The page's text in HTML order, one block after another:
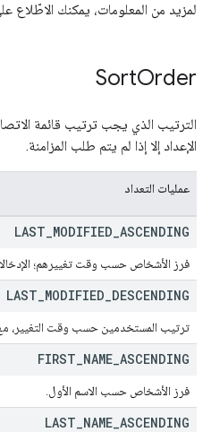
لمزيد من المعلومات، يمكنك الاطّلاع
SortOrder
الترتيب الذي يجب ترتيب قائمة
الإعداد إلا إذا لم يتم طلب المزامنة.
عمليات التعداد
LAST MODIFIED ASCENDING
فرز الأشخاص حسب وقت تغييرهم؛
LAST MODIFIED DESCENDING
ترتيب المستخدمين حسب وقت التغيير،
FIRST NAME ASCENDING
فرز الأشخاص حسب الاسم الأول.
LAST NAME ASCENDING